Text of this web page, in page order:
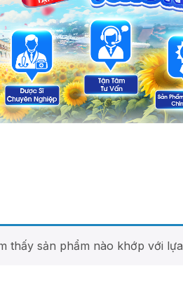
thấy sản phẩm nào khớp với